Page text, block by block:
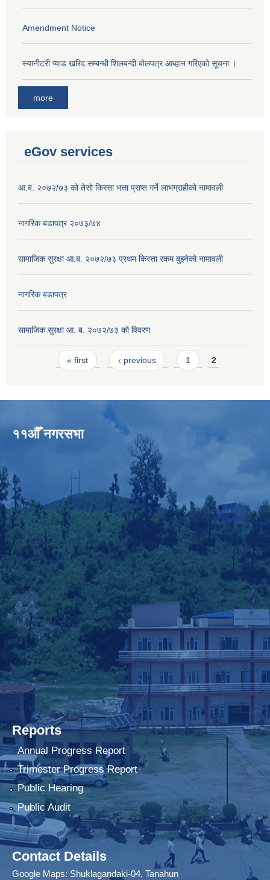
Amendment Notice
स्यानीटरी प्याड खरिद सम्बन्धी शिलबन्दी बोलपत्र आब्हान गरिएको सूचना ।
more
eGov services
आ.ब. २०७२/७३ को तेसो किस्ता भत्ता प्राप्त गर्ने लाभग्राहीको नामावली
नागरिक बडापत्र २०७३/७४
सामाजिक सुरक्षा आ.ब. २०७२/७३ प्रथम किस्ता रकम बुझ्नेको नामावली
नागरिक बडापत्र
सामाजिक सुरक्षा आ. ब. २०७२/७३ को विवरण
Pages« first ‹ previous 1 2
११औँ नगरसभा
Reports
Annual Progress Report
Trimester Progress Report
Public Hearing
Public Audit
Contact Details
Google Maps: Shuklagandaki-04, Tanahun